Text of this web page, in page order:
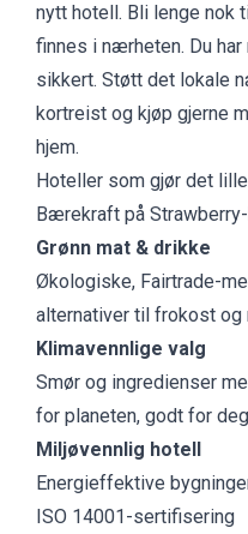
nytt hotell. Bli lenge nok
finnes i nærheten. Du
sikkert. Støtt det lokale
kortreist og kjøp gjerne
hjem.
Hoteller som gjør det
Bærekraft på
Grønn mat & drikke
Økologiske, Fairtrade-
alternativer til frokost og
Klimavennlige valg
Smør og ingredienser
for planeten, godt for
Miljøvennlig hotell
Energieffektive
ISO 14001-sertifisering